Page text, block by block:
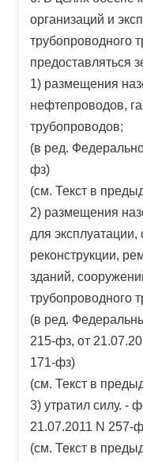
организаций и
трубопроводного
предоставляться
1) размещения
нефтепроводов,
трубопроводов;
(в ред.
фз)
(см. Текст в
2) размещения
для эксплуатации,
реконструкции,
зданий,
трубопроводного
(в ред.
215-фз, от
171-фз)
(см. Текст в
3) утратил силу. -
21.07.2011 N 257-
(см. Текст в